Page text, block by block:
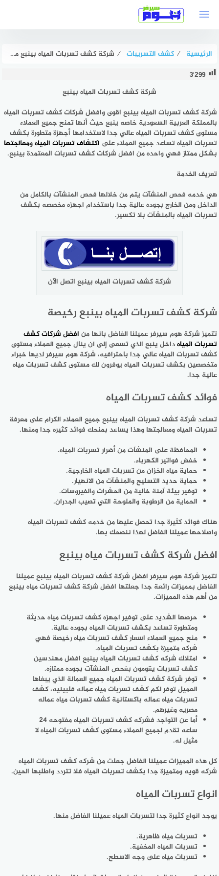
الرئيسية ⁄ كشف التسريبات ⁄ شركة كشف تسربات المياه بينبع معتمدة بخصم حتى 50% هوم سيرفر
3٬299
شركة كشف تسربات المياه بينبع
شركة كشف تسربات المياه بينبع اقوى وافضل شركات كشف تسربات المياه
بالمملكة العربية السعودية خاصه ينبع حيث أنها تمنح جميع العملاء
مستوى كشف تسربات المياه عالي جدا لاستخدامها أجهزة متطورة بكشف
تسربات المياه تساعد جميع العملاء على اكتشاف تسربات المياه ومعالجتها
بشكل ممتاز فهي واحده من افضل شركات كشف تسربات المعتمدة بينبع.
تعريف الخدمة
هي خدمه فحص المنشآت يتم من خلالها فحص المنشآت بالكامل من
الداخل ومن الخارج بجوده عالية جدا باستخدام اجهزه مخصصه بكشف
تسربات المياه بالمنشآت بلا تكسير.
شركة كشف تسربات المياه بينبع اتصل الآن
شركة كشف تسربات المياه بينبع رخيصة
تتميز شركة هوم سيرفر عميلنا الفاضل بانها من افضل شركات كشف
تسربات المياهداخل ينبع الذي تسعى إلى ان ينال جميع العملاء مستوى
كشف تسربات المياه عالي جدا باحترافيه، شركة هوم سيرفر لديها خبراء
متخصصين بكشف تسربات المياه يوفرون لك مستوى كشف تسربات مياه
عالية جدا.
فوائد كشف تسربات المياه
تساعد شركة كشف تسربات المياه بينبع جميع العملاء الكرام على معرفة
تسربات المياه ومعالجتها وهذا يساعد بمنحك فوائد كثيره جدا ومنها.
المحافظة على المنشآت من أضرار تسربات المياه.
خفض فواتير الكهرباء.
حماية مياه الخزان من تسربات المياه الخارجية.
حماية حديد التسليح والمنشآت من الانهيار.
توفير بيئة آمنة خالية من الحشرات والفيروسات.
الحماية من الرطوبة والملوحة التي تصيب الجدران.
هناك فوائد كثيرة جدا تحصل عليها من خدمه كشف تسربات المياه
واصلاحها عميلنا الفاضل لهذا ننصحك بها.
افضل شركة كشف تسربات مياه بينبع
تتميز شركة هوم سيرفر افضل شركة كشف تسربات المياه بينبع عميلنا
الفاضل بمميزات رائعة جدا جعلتها افضل شركة كشف تسربات مياه بينبع
من أهم هذه المميزات.
حرصها الشديد على توفير اجهزه كشف تسربات مياه حديثة
ومتطورة تساعد بكشف تسربات المياه بجوده عالية.
منح جميع العملاء اسعار كشف تسربات مياه رخيصة فهي
شركه متميزة بكشف تسربات المياه.
امتلاك شركه كشف تسربات المياه بينبع افضل مهندسين
كشف تسربات يقومون بفحص المنشآت بجوده ممتازه.
توفر شركة كشف تسربات المياه جميع العمالة الذي يبغاها
العميل توفر لكم كشف تسربات مياه عماله فلبينيه، كشف
تسربات مياه عماله باكستانية كشف تسربات مياه عماله
مصريه وغيرهم.
أما عن التواجد فشركه كشف تسربات المياه مفتوحه 24
ساعه تقدم لجميع العملاء مستوى كشف تسربات المياه لا
مثيل له.
كل هذه المميزات عميلنا الفاضل جعلت من شركه كشف تسربات المياه
شركه قويه ومتميزة جدا بكشف تسربات المياه فلا تتردد واطلبها الحين.
انواع تسربات المياه
يوجد انواع كثيرة جدا لتسربات المياه عميلنا الفاضل منها.
تسربات مياه ظاهرية.
تسربات المياه المخفية.
تسربات مياه على وجه الاسطح.